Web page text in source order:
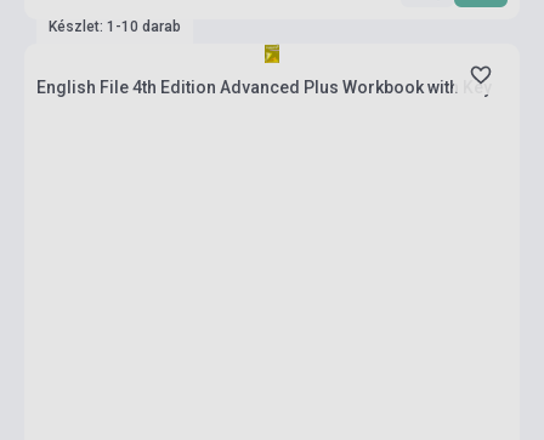
Készlet: 1-10 darab
English File 4th Edition Advanced Plus Workbook with Key